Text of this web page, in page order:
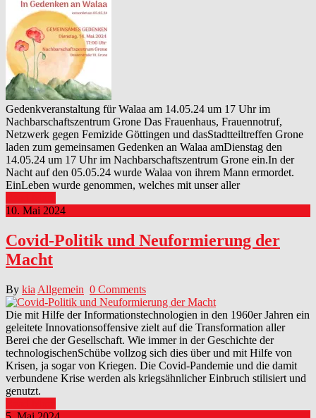
Gedenkveranstaltung für Walaa am 14.05.24 um 17 Uhr im
Nachbarschaftszentrum Grone Das Frauenhaus, Frauennotruf,
Netzwerk gegen Femizide Göttingen und dasStadtteiltreffen Grone
laden zum gemeinsamen Gedenken an Walaa amDienstag den
14.05.24 um 17 Uhr im Nachbarschaftszentrum Grone ein.In der
Nacht auf den 05.05.24 wurde Walaa von ihrem Mann ermordet.
EinLeben wurde genommen, welches mit unser aller
10. Mai 2024
Covid-Politik und Neuformierung der
Macht
By kia Allgemein 0 Comments
Die mit Hilfe der Informationstechnologien in den 1960er Jahren ein
geleitete Innovationsoffensive zielt auf die Transformation aller
Berei che der Gesellschaft. Wie immer in der Geschichte der
technologischenSchübe vollzog sich dies über und mit Hilfe von
Krisen, ja sogar von Kriegen. Die Covid-Pandemie und die damit
verbundene Krise werden als kriegsähnlicher Einbruch stilisiert und
genutzt.